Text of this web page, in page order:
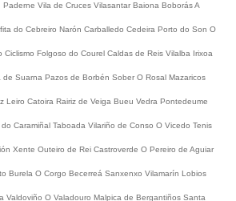
Paderne Vila de Cruces Vilasantar Baiona BoborásA
do Cebreiro Narón Carballedo Cedeira Porto do Son O
Ciclismo Folgoso do Courel Caldas de Reis Vilalba Irixoa
de Suarna Pazos de Borbén Sober O Rosal Mazaricos
Leiro Catoira Rairiz de Veiga Bueu Vedra Pontedeume
Caramiñal Taboada Vilariño de Conso O Vicedo Tenis
Xente Outeiro de Rei Castroverde O Pereiro de Aguiar
Burela O Corgo Becerreá Sanxenxo Vilamarín Lobios
Valdoviño O Valadouro Malpica de Bergantiños Santa